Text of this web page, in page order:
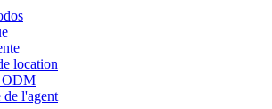
location
ODM
l'agent